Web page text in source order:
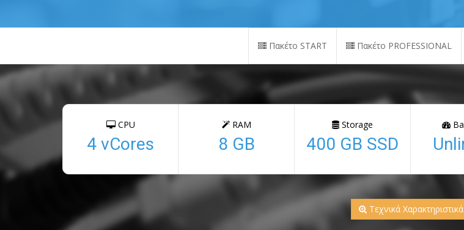
Πακέτο START Πακέτο PROFESSIONAL
CPU
4 vCores
RAM
8 GB
Storage
400 GB SSD
Τεχνικά Χαρακτηριστικά